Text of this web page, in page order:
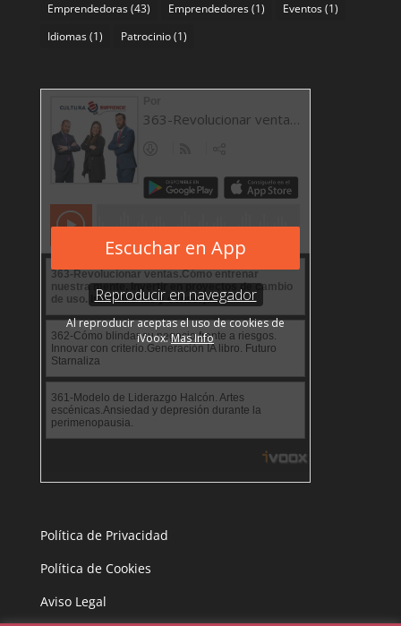
Emprendedoras(43) Emprendedores(1) Eventos(1)
Idiomas(1) Patrocinio(1)
Política de Privacidad
Política de Cookies
Aviso Legal